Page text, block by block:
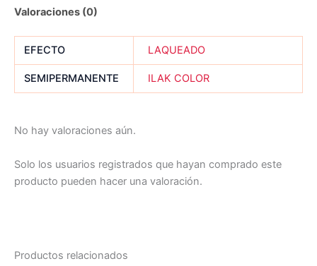
Valoraciones (0)
EFECTO LAQUEADO
SEMIPERMANENTE ILAK COLOR
No hay valoraciones aún.
Solo los usuarios registrados que hayan comprado este
producto pueden hacer una valoración.
Productos relacionados